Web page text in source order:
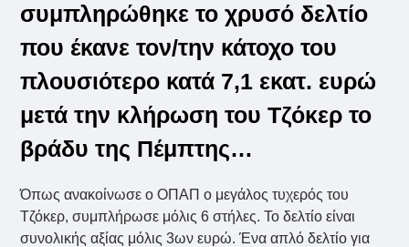
συμπληρώθηκε το χρυσό δελτίο
που έκανε τον/την κάτοχο του
πλουσιότερο κατά 7,1 εκατ. ευρώ
μετά την κλήρωση του Τζόκερ το
βράδυ της Πέμπτης…
Όπως ανακοίνωσε ο ΟΠΑΠ ο μεγάλος τυχερός του
Τζόκερ, συμπλήρωσε μόλις 6 στήλες. Το δελτίο είναι
συνολικής αξίας μόλις 3ων ευρώ. Ένα απλό δελτίο για